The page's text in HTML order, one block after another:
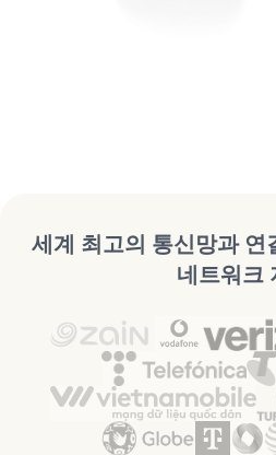
세계 최고의 통신망과 연
네트워크